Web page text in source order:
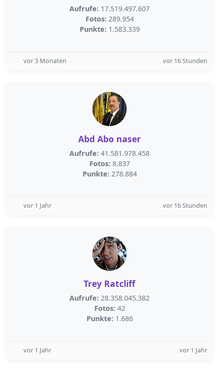
Aufrufe: 17.519.497.607
Fotos: 289.954
Punkte: 1.583.339
vor 3 Monaten vor 16 Stunden
Abd Abo naser
Aufrufe: 41.581.978.458
Fotos: 8.837
Punkte: 278.884
vor 1 Jahr vor 16 Stunden
Trey Ratcliff
Aufrufe: 28.358.045.382
Fotos: 42
Punkte: 1.686
vor 1 Jahr vor 1 Jahr